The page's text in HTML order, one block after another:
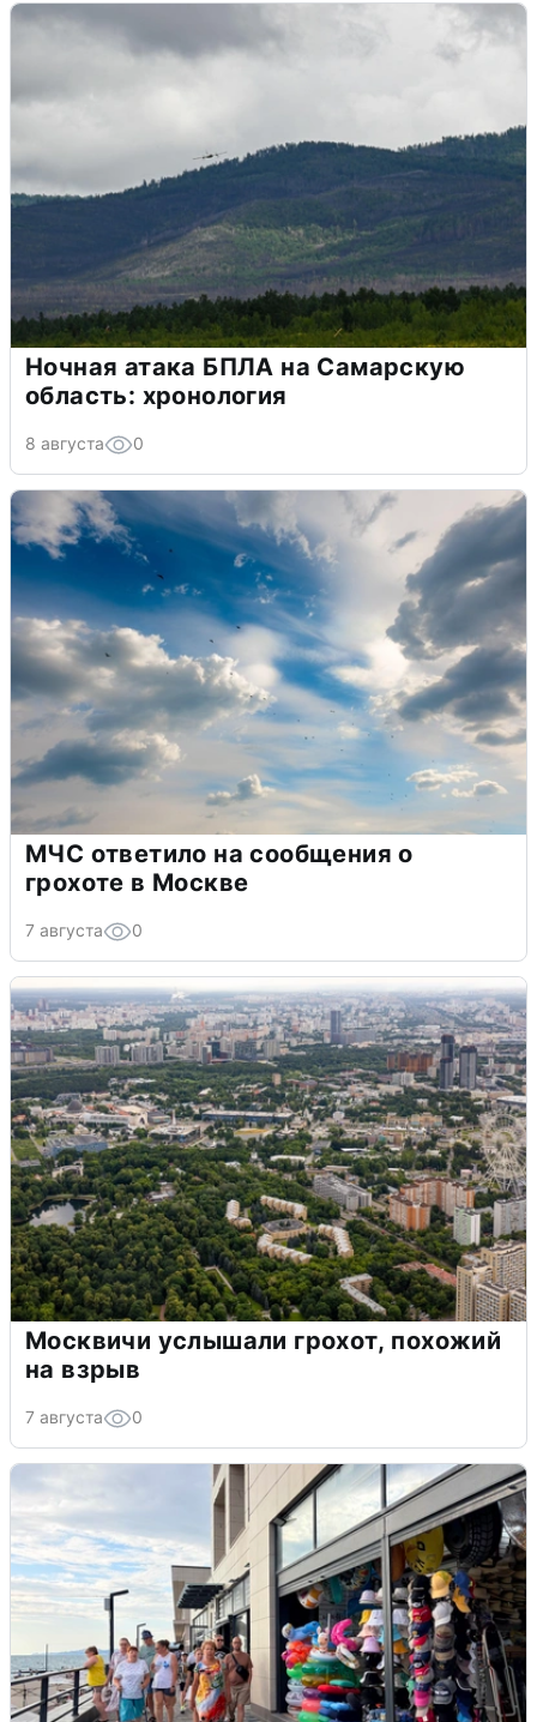
Ночная атака БПЛА на Самарскую
область: хронология
8 августа 0
МЧС ответило на сообщения о
грохоте в Москве
7 августа 0
Москвичи услышали грохот, похожий
на взрыв
7 августа 0